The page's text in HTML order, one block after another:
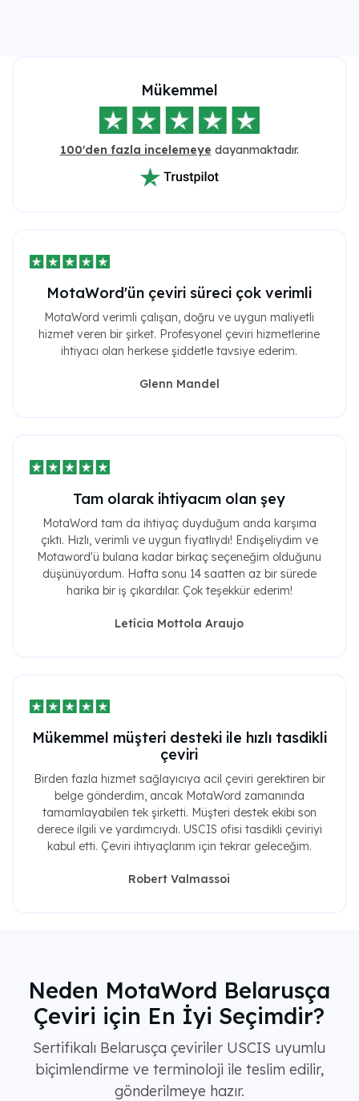
Mükemmel
100'den fazla incelemeye dayanmaktadır.
MotaWord'ün çeviri süreci çok verimli
MotaWord verimli çalışan, doğru ve uygun maliyetli
hizmet veren bir şirket. Profesyonel çeviri hizmetlerine
ihtiyacı olan herkese şiddetle tavsiye ederim.
Glenn Mandel
Tam olarak ihtiyacım olan şey
MotaWord tam da ihtiyaç duyduğum anda karşıma
çıktı. Hızlı, verimli ve uygun fiyatlıydı! Endişeliydim ve
Motaword'ü bulana kadar birkaç seçeneğim olduğunu
düşünüyordum. Hafta sonu 14 saatten az bir sürede
harika bir iş çıkardılar. Çok teşekkür ederim!
Letícia Mottola Araujo
Mükemmel müşteri desteki ile hızlı tasdikli
çeviri
Birden fazla hizmet sağlayıcıya acil çeviri gerektiren bir
belge gönderdim, ancak MotaWord zamanında
tamamlayabilen tek şirketti. Müşteri destek ekibi son
derece ilgili ve yardımcıydı. USCIS ofisi tasdikli çeviriyi
kabul etti. Çeviri ihtiyaçlarım için tekrar geleceğim.
Robert Valmassoi
Neden MotaWord Belarusça
Çeviri için En İyi Seçimdir?
Sertifikalı Belarusça çeviriler USCIS uyumlu
biçimlendirme ve terminoloji ile teslim edilir,
gönderilmeye hazır.